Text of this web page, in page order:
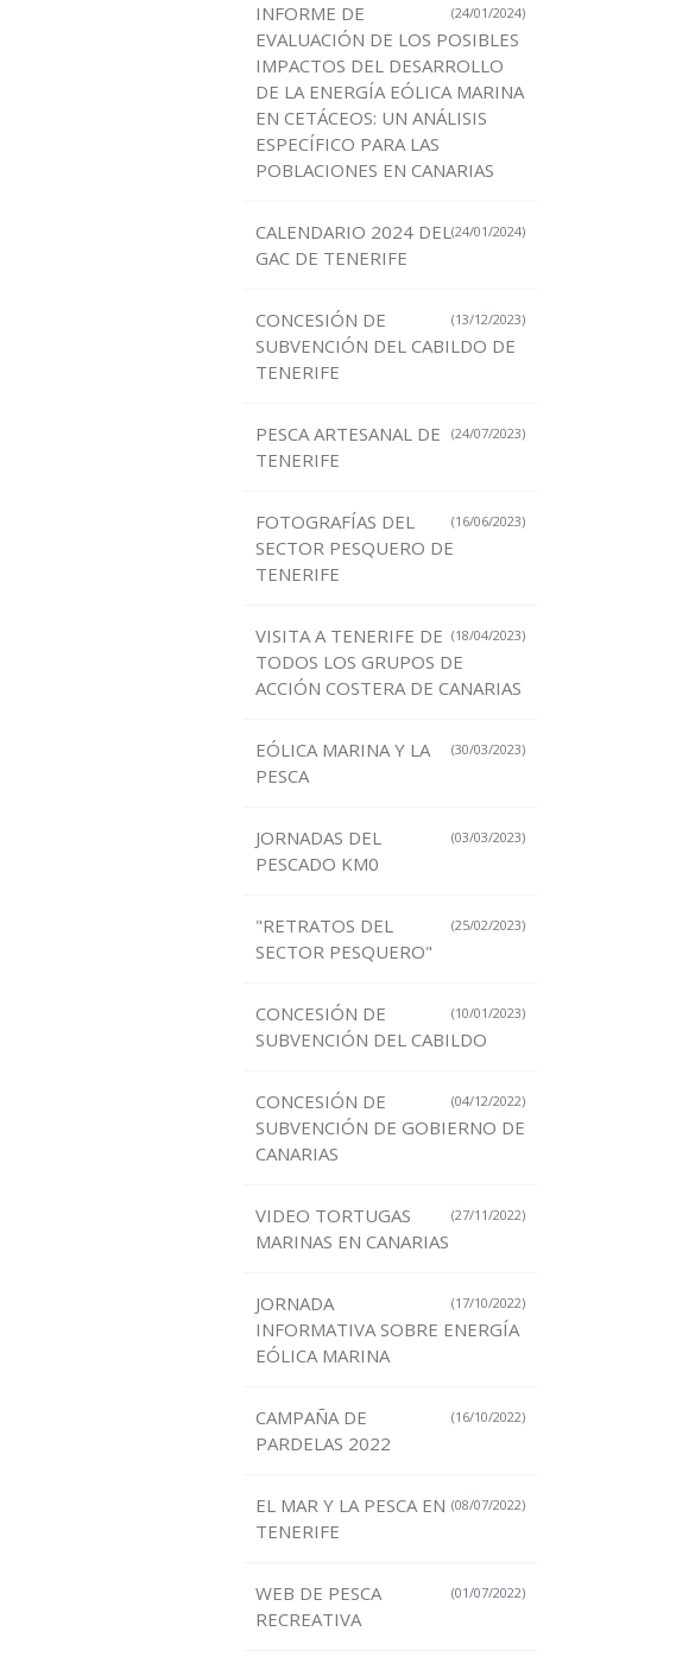
(24/01/2024)
INFORME DE
EVALUACIÓN DE LOS POSIBLES
IMPACTOS DEL DESARROLLO
DE LA ENERGÍA EÓLICA MARINA
EN CETÁCEOS: UN ANÁLISIS
ESPECÍFICO PARA LAS
POBLACIONES EN CANARIAS
(24/01/2024)
CALENDARIO 2024 DEL
GAC DE TENERIFE
(13/12/2023)
CONCESIÓN DE
SUBVENCIÓN DEL CABILDO DE
TENERIFE
(24/07/2023)
PESCA ARTESANAL DE
TENERIFE
(16/06/2023)
FOTOGRAFÍAS DEL
SECTOR PESQUERO DE
TENERIFE
(18/04/2023)
VISITA A TENERIFE DE
TODOS LOS GRUPOS DE
ACCIÓN COSTERA DE CANARIAS
(30/03/2023)
EÓLICA MARINA Y LA
PESCA
(03/03/2023)
JORNADAS DEL
PESCADO KM0
(25/02/2023)
"RETRATOS DEL
SECTOR PESQUERO"
(10/01/2023)
CONCESIÓN DE
SUBVENCIÓN DEL CABILDO
(04/12/2022)
CONCESIÓN DE
SUBVENCIÓN DE GOBIERNO DE
CANARIAS
(27/11/2022)
VIDEO TORTUGAS
MARINAS EN CANARIAS
(17/10/2022)
JORNADA
INFORMATIVA SOBRE ENERGÍA
EÓLICA MARINA
(16/10/2022)
CAMPAÑA DE
PARDELAS 2022
(08/07/2022)
EL MAR Y LA PESCA EN
TENERIFE
(01/07/2022)
WEB DE PESCA
RECREATIVA